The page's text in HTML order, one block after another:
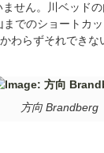
せん。川ベッド
でのショートカ
わらずそれできな
方向 Brandberg